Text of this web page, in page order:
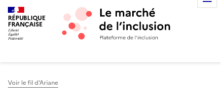
RÉPUBLIQUE
FRANÇAISE
Voir le fil d’Ariane